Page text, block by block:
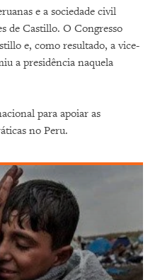
e a sociedade civil
de Castillo. O Congresso
e, como resultado, a vice-
a presidência naquela
para apoiar as
no Peru.